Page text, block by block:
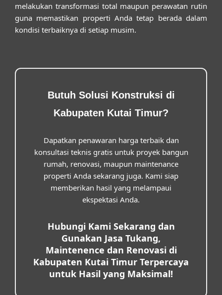
melakukan transformasi total maupun perawatan rutin
guna memastikan properti Anda tetap berada dalam
kondisi terbaiknya di setiap musim.
Butuh Solusi Konstruksi di
Kabupaten Kutai Timur?
Dapatkan penawaran harga terbaik dan
konsultasi teknis gratis untuk proyek bangun
rumah, renovasi, maupun maintenance
properti Anda sekarang juga. Kami siap
memberikan hasil yang melampaui
ekspektasi Anda.
Hubungi Kami Sekarang dan
Gunakan Jasa Tukang,
Maintenence dan Renovasi di
Kabupaten Kutai Timur Terpercaya
untuk Hasil yang Maksimal!